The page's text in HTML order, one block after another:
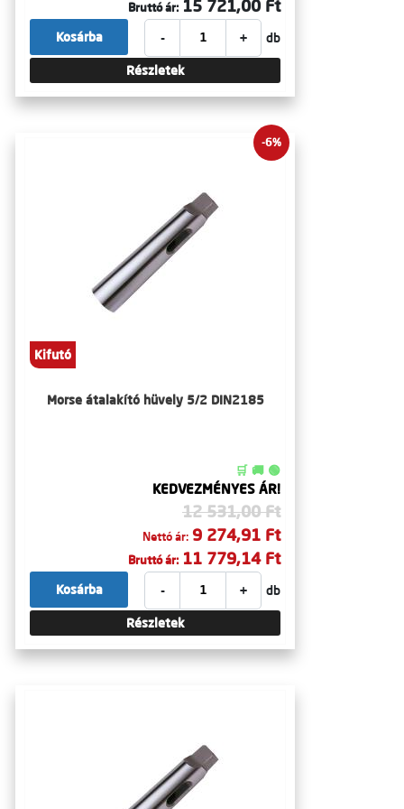
Bruttó ár: 15 721,00 Ft
- + db
Kosárba
Részletek
-6%
Kifutó
Morse átalakító hüvely 5/2 DIN2185
🛒 🚚 🟢
KEDVEZMÉNYES ÁR!
12 531,00 Ft
Nettó ár: 9 274,91 Ft
Bruttó ár: 11 779,14 Ft
- + db
Kosárba
Részletek